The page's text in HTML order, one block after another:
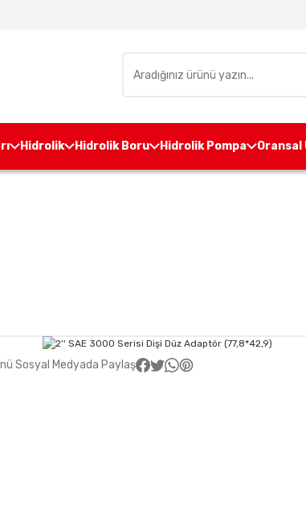
Hidrolik Hidrolik Boru Hidrolik Pompa Oransal
Sosyal Medyada Paylaş